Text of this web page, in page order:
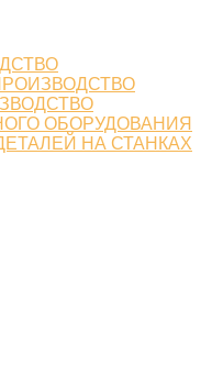
ОБОРУДОВАНИЯ
НА СТАНКАХ